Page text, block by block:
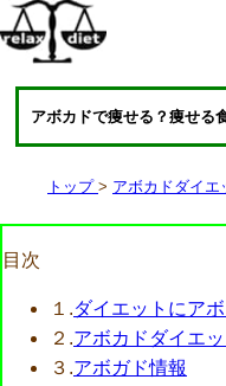
アボカドで痩せる？痩せる
トップ アボカドダイエ
目次
１.ダイエットにア
２.アボカドダイエ
３.アボガド情報